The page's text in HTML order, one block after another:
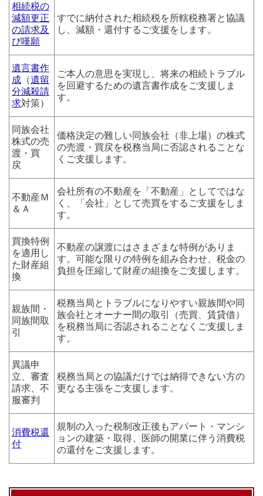
相続税の
減額更正
の請求及
び嘆願
すでに納付された相続税を所轄税務署と協議
し、減額・還付するご支援をします。
遺言書作
成 （遺留
分減殺請
求対策）
ご本人の意思を実現し、将来の相続トラブル
を回避するための遺言書作成をご支援しま
す。
同族会社
株式の売
渡・買
戻
価格決定の難しい同族会社（非上場）の株式
の売渡・買戻を税務当局に否認されることな
くご支援します。
不動産Ｍ
＆Ａ
会社所有の不動産を「不動産」としてではな
く、「会社」として売買をするご支援をしま
す。
買換特例
を適用し
た財産組
換
不動産の譲渡にはさまざまな特例がありま
す。可能な限りの特例を組み合わせ、税金の
負担を圧縮して財産の組換をご支援します。
親族間・
同族間取
引
税務当局とトラブルになりやすい親族間や同
族会社とオーナー間の取引（売買、賃貸借）
を税務当局に否認されることなくご支援しま
す。
異議申
立、審査
請求、不
服審判
税務当局との協議だけでは納得できない方の
更なる主張をご支援します。
消費税還
付
規制の入った税制改正後もアパート・マンシ
ョンの建築・取得、医師の開業に伴う消費税
の還付をご支援します。